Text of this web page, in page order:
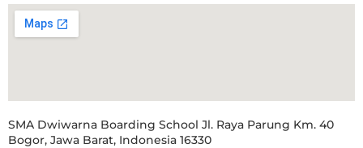
SMA Dwiwarna Boarding School Jl. Raya Parung Km. 40
Bogor, Jawa Barat, Indonesia 16330